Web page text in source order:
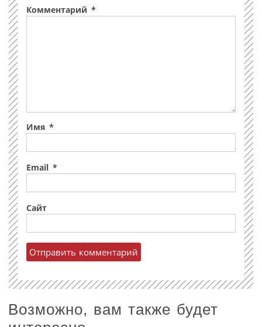
Комментарий *
Имя *
Email *
Сайт
Возможно, вам также будет